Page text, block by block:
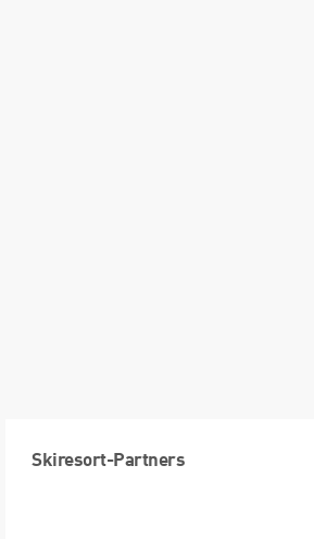
Skiresort-Partners